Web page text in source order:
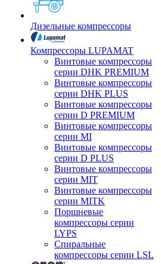
Дизельные компрессоры
Компрессоры LUPAMAT
Винтовые компрессоры
серии DHK PREMIUM
Винтовые компрессоры
серии DHK PLUS
Винтовые компрессоры
серии D PREMIUM
Винтовые компрессоры
серии MI
Винтовые компрессоры
серии D PLUS
Винтовые компрессоры
серии MIT
Винтовые компрессоры
серии MITK
Поршневые
компрессоры серии
LYPS
Спиральные
компрессоры серии LSL